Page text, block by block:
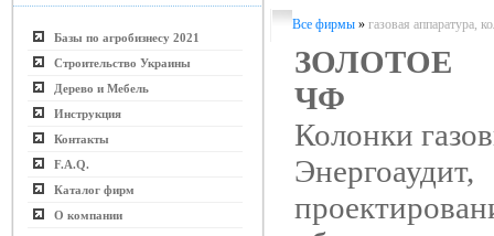
Базы по агробизнесу 2021
Строительство Украины
Дерево и Мебель
Инструкция
Контакты
F.A.Q.
Каталог фирм
О компании
Все фирмы » газовая аппаратура,
ЗОЛОТОЕ
ЧФ
Колонки
Энергоаудит,